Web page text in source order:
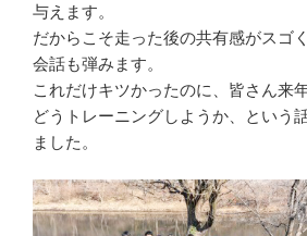
与えます。
だからこそ走った後の共有感がスゴ
会話も弾みます。
これだけキツかったのに、皆さん来
どうトレーニングしようか、という
ました。